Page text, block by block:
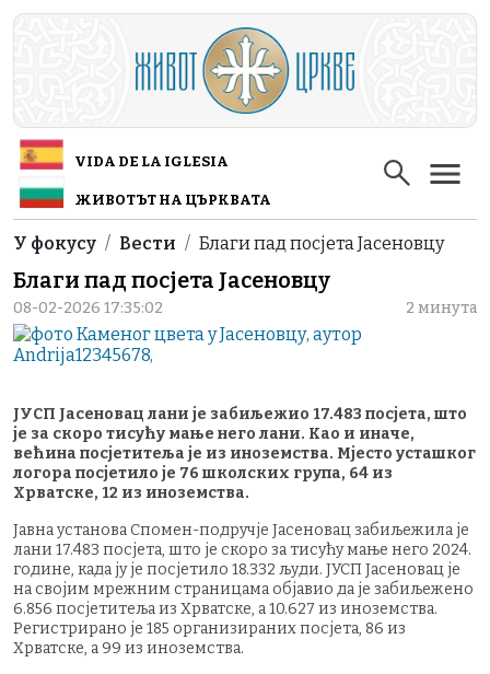
Skip to main content
VIDA DE LA IGLESIA
ЖИВОТЪТ НА ЦЪРКВАТА
Breadcrumb
У фокусу Вести Благи пад посјета Јасеновцу
Благи пад посјета Јасеновцу
08-02-2026 17:35:02 2 минута
ЈУСП Јасеновац лани је забиљежио 17.483 посјета, што
је за скоро тисућу мање него лани. Као и иначе,
већина посјетитеља је из иноземства. Мјесто усташког
логора посјетило је 76 школских група, 64 из
Хрватске, 12 из иноземства.
Јавна установа Спомен-подручје Јасеновац забиљежила је
лани 17.483 посјета, што је скоро за тисућу мање него 2024.
године, када ју је посјетило 18.332 људи. ЈУСП Јасеновац је
на својим мрежним страницама објавио да је забиљежено
6.856 посјетитеља из Хрватске, а 10.627 из иноземства.
Регистрирано је 185 организираних посјета, 86 из
Хрватске, а 99 из иноземства.